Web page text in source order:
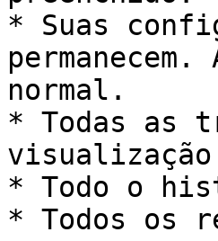
* Suas
normal.
* Todas as
* Todo o
* Todos os